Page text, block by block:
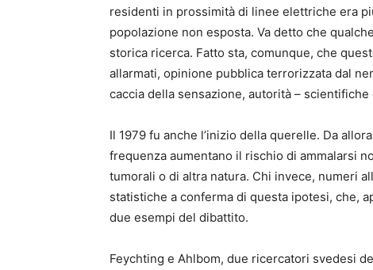
residenti in prossimità di linee elettriche era
popolazione non esposta. Va detto che
storica ricerca. Fatto sta, comunque, che
allarmati, opinione pubblica terrorizzata dal
caccia della sensazione, autorità –
Il 1979 fu anche l’inizio della querelle. Da
frequenza aumentano il rischio di ammalarsi
tumorali o di altra natura. Chi invece, numeri
statistiche a conferma di questa ipotesi, che,
due esempi del dibattito.
Feychting e Ahlbom, due ricercatori svedesi